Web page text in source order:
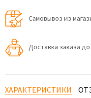
Самовывоз из
Доставка заказа
ХАРАКТЕРИСТИКИ